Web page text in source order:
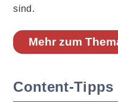
sind.
Mehr zum
Content-Tipps